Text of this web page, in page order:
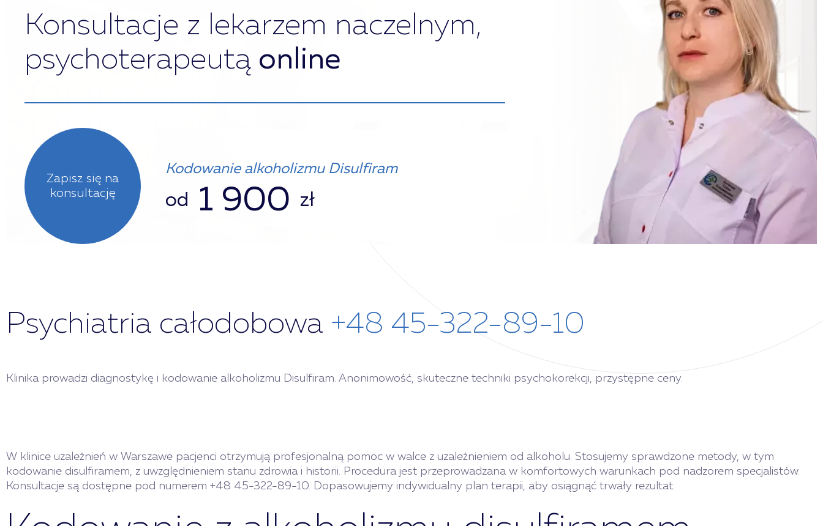
Konsultacje z lekarzem naczelnym,
psychoterapeutą online
Zapisz się na
konsultację
Kodowanie alkoholizmu Disulfiram
od 1 900 zł
Psychiatria całodobowa +48 45-322-89-10
Klinika prowadzi diagnostykę i kodowanie alkoholizmu Disulfiram. Anonimowość, skuteczne techniki psychokorekcji, przystępne ceny.
W klinice uzależnień w Warszawe pacjenci otrzymują profesjonalną pomoc w walce z uzależnieniem od alkoholu. Stosujemy sprawdzone metody, w tym
kodowanie disulfiramem, z uwzględnieniem stanu zdrowia i historii. Procedura jest przeprowadzana w komfortowych warunkach pod nadzorem specjalistów.
Konsultacje są dostępne pod numerem +48 45-322-89-10. Dopasowujemy indywidualny plan terapii, aby osiągnąć trwały rezultat.